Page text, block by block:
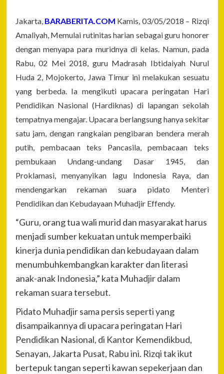
Jakarta, BARABERITA.COM Kamis, 03/05/2018 – Rizqi
Amaliyah, Memulai rutinitas harian sebagai guru honorer
dengan menyapa para muridnya di kelas. Namun, pada
Rabu, 02 Mei 2018, guru Madrasah Ibtidaiyah Nurul
Huda 2, Mojokerto, Jawa Timur ini melakukan sesuatu
yang berbeda. Ia mengikuti upacara peringatan Hari
Pendidikan Nasional (Hardiknas) di lapangan sekolah
tempatnya mengajar. Upacara berlangsung hanya sekitar
satu jam, dengan rangkaian pengibaran bendera merah
putih, pembacaan teks Pancasila, pembacaan teks
pembukaan Undang-undang Dasar 1945, dan
Proklamasi, menyanyikan lagu Indonesia Raya, dan
mendengarkan rekaman suara pidato Menteri
Pendidikan dan Kebudayaan Muhadjir Effendy.
“Guru, orang tua wali murid dan masyarakat harus
menjadi sumber kekuatan untuk memperbaiki
kinerja dunia pendidikan dan kebudayaan dalam
menumbuhkembangkan karakter dan literasi
anak-anak Indonesia,” kata Muhadjir dalam
rekaman suara tersebut.
Pidato Muhadjir sama persis seperti yang
disampaikannya di upacara peringatan Hari
Pendidikan Nasional, di Kantor Kemendikbud,
Senayan, Jakarta Pusat, Rabu ini. Rizqi tak ikut
bertepuk tangan seperti kawan sepekerjaan dan